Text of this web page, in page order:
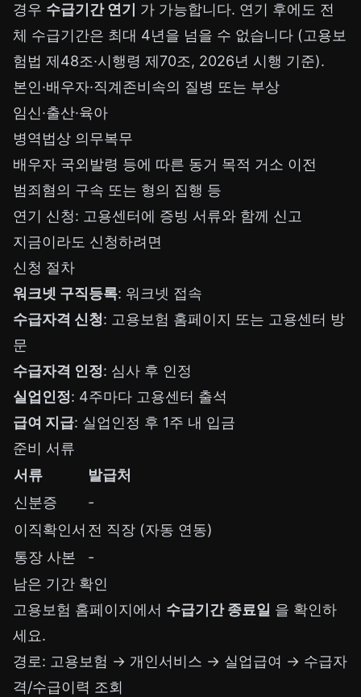
경우 수급기간 연기
가 가능합니다. 연기 후에도 전
체 수급기간은 최대 4년을 넘을 수 없습니다 (고용보
험법 제48조·시행령 제70조, 2026년 시행 기준).
본인·배우자·직계존비속의 질병 또는 부상
임신·출산·육아
병역법상 의무복무
배우자 국외발령 등에 따른 동거 목적 거소 이전
범죄혐의 구속 또는 형의 집행 등
연기 신청: 고용센터에 증빙 서류와 함께 신고
지금이라도 신청하려면
신청 절차
워크넷 구직등록: 워크넷 접속
수급자격 신청: 고용보험 홈페이지 또는 고용센터 방
문
수급자격 인정: 심사 후 인정
실업인정: 4주마다 고용센터 출석
급여 지급: 실업인정 후 1주 내 입금
준비 서류
서류
발급처
신분증
-
이직확인서 전 직장 (자동 연동)
통장 사본
-
남은 기간 확인
고용보험 홈페이지에서 수급기간 종료일 을 확인하
세요.
경로: 고용보험 → 개인서비스 → 실업급여 → 수급자
격/수급이력 조회